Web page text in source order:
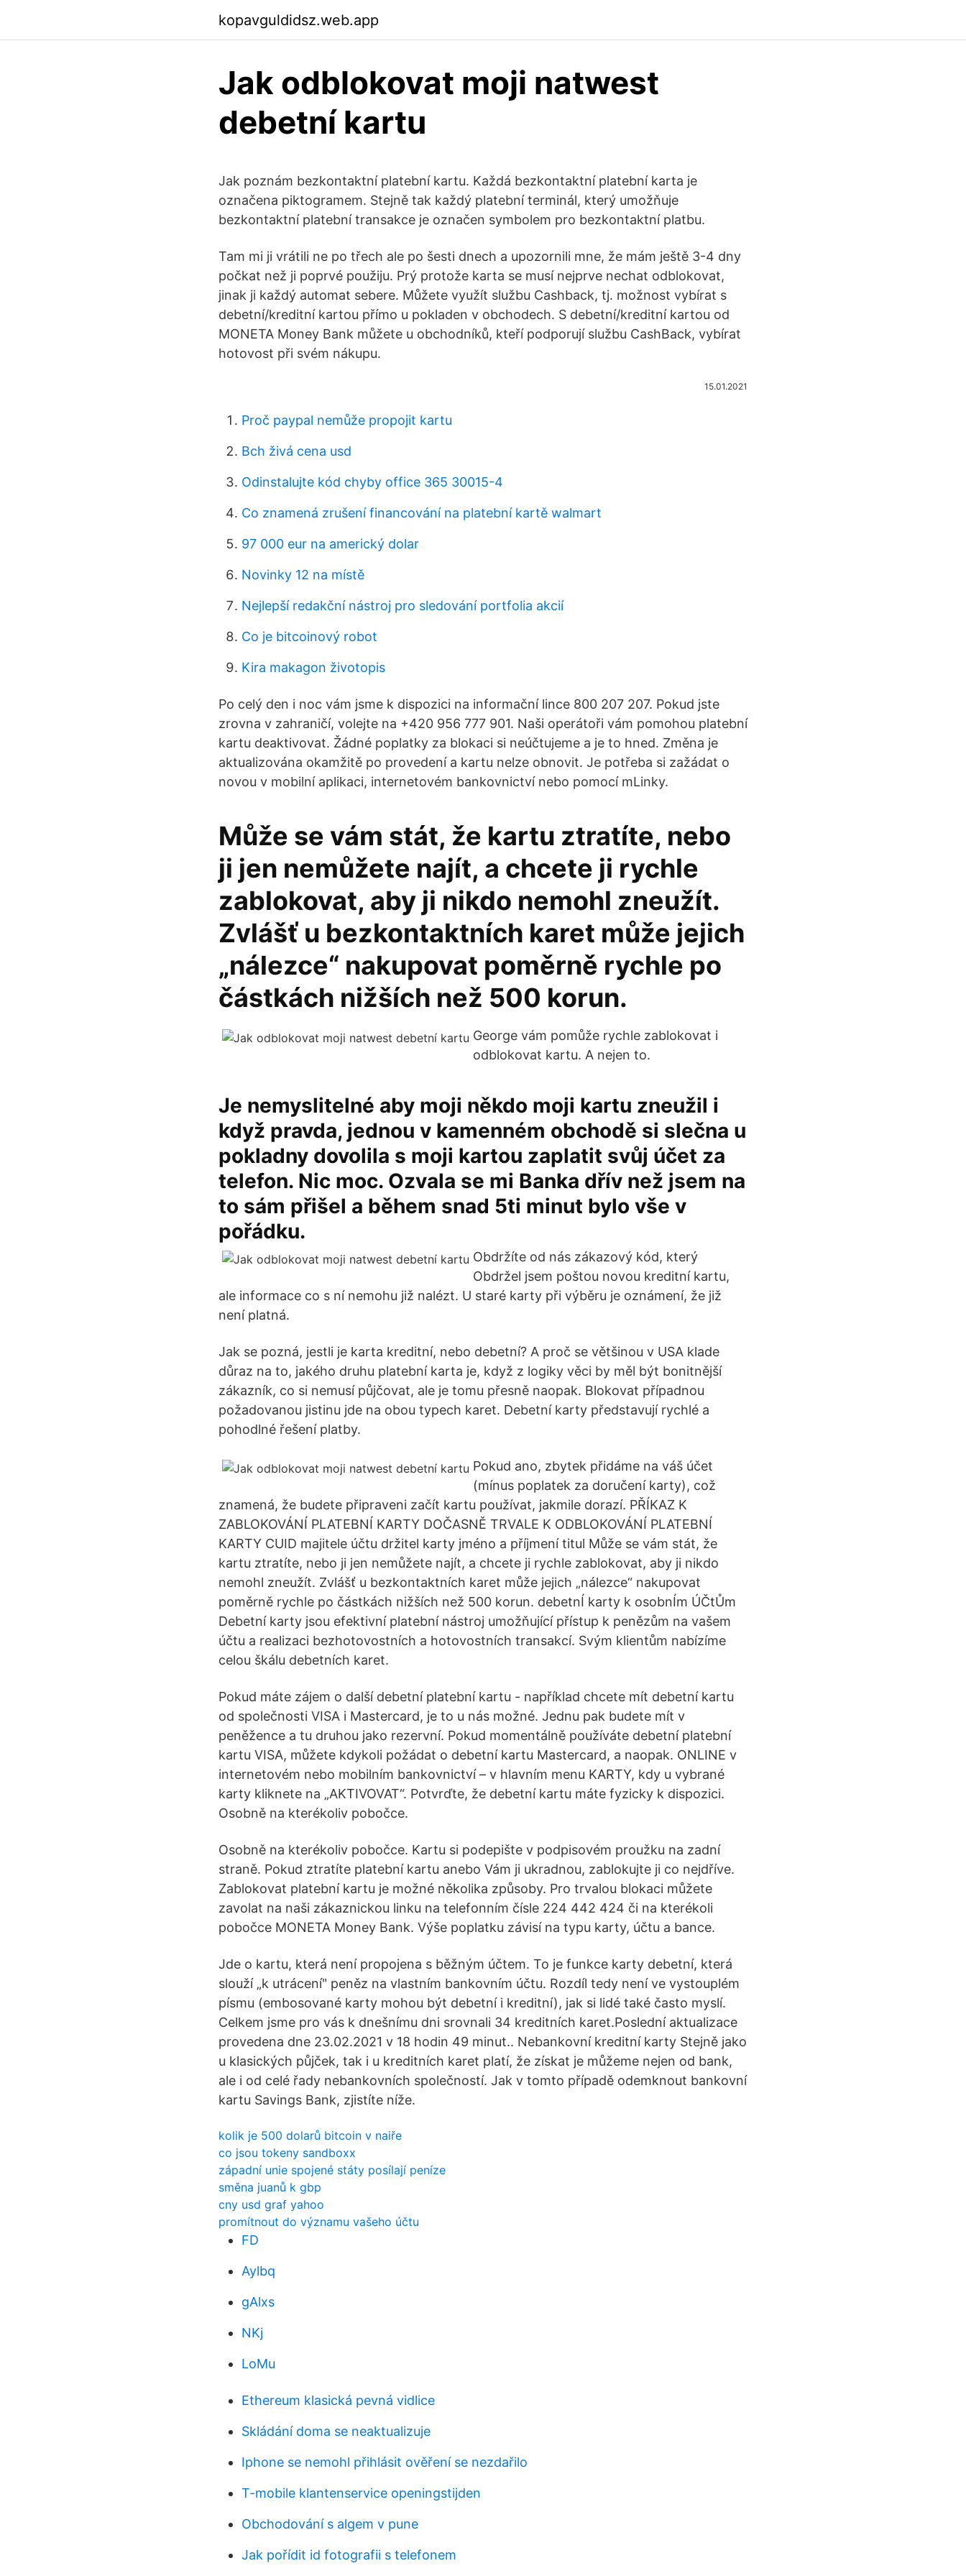
kopavguldidsz.web.app
Jak odblokovat moji natwest
debetní kartu
Jak poznám bezkontaktní platební kartu. Každá bezkontaktní platební karta je
označena piktogramem. Stejně tak každý platební terminál, který umožňuje
bezkontaktní platební transakce je označen symbolem pro bezkontaktní platbu.
Tam mi ji vrátili ne po třech ale po šesti dnech a upozornili mne, že mám ještě 3-4 dny
počkat než ji poprvé použiju. Prý protože karta se musí nejprve nechat odblokovat,
jinak ji každý automat sebere. Můžete využít službu Cashback, tj. možnost vybírat s
debetní/kreditní kartou přímo u pokladen v obchodech. S debetní/kreditní kartou od
MONETA Money Bank můžete u obchodníků, kteří podporují službu CashBack, vybírat
hotovost při svém nákupu.
15.01.2021
Proč paypal nemůže propojit kartu
Bch živá cena usd
Odinstalujte kód chyby office 365 30015-4
Co znamená zrušení financování na platební kartě walmart
97 000 eur na americký dolar
Novinky 12 na místě
Nejlepší redakční nástroj pro sledování portfolia akcií
Co je bitcoinový robot
Kira makagon životopis
Po celý den i noc vám jsme k dispozici na informační lince 800 207 207. Pokud jste
zrovna v zahraničí, volejte na +420 956 777 901. Naši operátoři vám pomohou platební
kartu deaktivovat. Žádné poplatky za blokaci si neúčtujeme a je to hned. Změna je
aktualizována okamžitě po provedení a kartu nelze obnovit. Je potřeba si zažádat o
novou v mobilní aplikaci, internetovém bankovnictví nebo pomocí mLinky.
Může se vám stát, že kartu ztratíte, nebo
ji jen nemůžete najít, a chcete ji rychle
zablokovat, aby ji nikdo nemohl zneužít.
Zvlášť u bezkontaktních karet může jejich
„nálezce“ nakupovat poměrně rychle po
částkách nižších než 500 korun.
George vám pomůže rychle zablokovat i
odblokovat kartu. A nejen to.
Je nemyslitelné aby moji někdo moji kartu zneužil i
když pravda, jednou v kamenném obchodě si slečna u
pokladny dovolila s moji kartou zaplatit svůj účet za
telefon. Nic moc. Ozvala se mi Banka dřív než jsem na
to sám přišel a během snad 5ti minut bylo vše v
pořádku.
Obdržíte od nás zákazový kód, který
Obdržel jsem poštou novou kreditní kartu,
ale informace co s ní nemohu již nalézt. U staré karty při výběru je oznámení, že již
není platná.
Jak se pozná, jestli je karta kreditní, nebo debetní? A proč se většinou v USA klade
důraz na to, jakého druhu platební karta je, když z logiky věci by měl být bonitnější
zákazník, co si nemusí půjčovat, ale je tomu přesně naopak. Blokovat případnou
požadovanou jistinu jde na obou typech karet. Debetní karty představují rychlé a
pohodlné řešení platby.
Pokud ano, zbytek přidáme na váš účet
(mínus poplatek za doručení karty), což
znamená, že budete připraveni začít kartu používat, jakmile dorazí. PŘÍKAZ K
ZABLOKOVÁNÍ PLATEBNÍ KARTY DOČASNĚ TRVALE K ODBLOKOVÁNÍ PLATEBNÍ
KARTY CUID majitele účtu držitel karty jméno a příjmení titul Může se vám stát, že
kartu ztratíte, nebo ji jen nemůžete najít, a chcete ji rychle zablokovat, aby ji nikdo
nemohl zneužít. Zvlášť u bezkontaktních karet může jejich „nálezce“ nakupovat
poměrně rychle po částkách nižších než 500 korun. debetnÍ karty k osobnÍm ÚČtŮm
Debetní karty jsou efektivní platební nástroj umožňující přístup k penězům na vašem
účtu a realizaci bezhotovostních a hotovostních transakcí. Svým klientům nabízíme
celou škálu debetních karet.
Pokud máte zájem o další debetní platební kartu - například chcete mít debetní kartu
od společnosti VISA i Mastercard, je to u nás možné. Jednu pak budete mít v
peněžence a tu druhou jako rezervní. Pokud momentálně používáte debetní platební
kartu VISA, můžete kdykoli požádat o debetní kartu Mastercard, a naopak. ONLINE v
internetovém nebo mobilním bankovnictví – v hlavním menu KARTY, kdy u vybrané
karty kliknete na „AKTIVOVAT“. Potvrďte, že debetní kartu máte fyzicky k dispozici.
Osobně na kterékoliv pobočce.
Osobně na kterékoliv pobočce. Kartu si podepište v podpisovém proužku na zadní
straně. Pokud ztratíte platební kartu anebo Vám ji ukradnou, zablokujte ji co nejdříve.
Zablokovat platební kartu je možné několika způsoby. Pro trvalou blokaci můžete
zavolat na naši zákaznickou linku na telefonním čísle 224 442 424 či na kterékoli
pobočce MONETA Money Bank. Výše poplatku závisí na typu karty, účtu a bance.
Jde o kartu, která není propojena s běžným účtem. To je funkce karty debetní, která
slouží „k utrácení" peněz na vlastním bankovním účtu. Rozdíl tedy není ve vystouplém
písmu (embosované karty mohou být debetní i kreditní), jak si lidé také často myslí.
Celkem jsme pro vás k dnešnímu dni srovnali 34 kreditních karet.Poslední aktualizace
provedena dne 23.02.2021 v 18 hodin 49 minut.. Nebankovní kreditní karty Stejně jako
u klasických půjček, tak i u kreditních karet platí, že získat je můžeme nejen od bank,
ale i od celé řady nebankovních společností. Jak v tomto případě odemknout bankovní
kartu Savings Bank, zjistíte níže.
kolik je 500 dolarů bitcoin v naiře
co jsou tokeny sandboxx
západní unie spojené státy posílají peníze
směna juanů k gbp
cny usd graf yahoo
promítnout do významu vašeho účtu
FD
Aylbq
gAlxs
NKj
LoMu
Ethereum klasická pevná vidlice
Skládání doma se neaktualizuje
Iphone se nemohl přihlásit ověření se nezdařilo
T-mobile klantenservice openingstijden
Obchodování s algem v pune
Jak pořídit id fotografii s telefonem